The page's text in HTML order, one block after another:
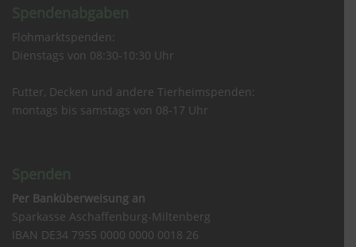
Spendenabgaben
Flohmarktspenden:
Dienstags von 08:30-10:30 Uhr
Futter, Decken und andere Tierheimspenden:
montags bis samstags von 08-17 Uhr
Spenden
Per Banküberweisung an
Sparkasse Aschaffenburg-Miltenberg
IBAN DE34 7955 0000 0000 0018 26